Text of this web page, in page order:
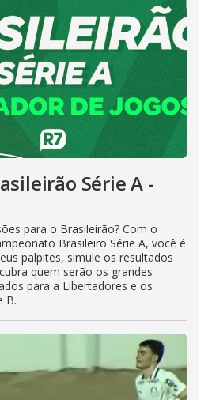
Série A -
para o Brasileirão? Com o
Brasileiro Série A, você é
palpites, simule os resultados
quem serão os grandes
para a Libertadores e os
B.